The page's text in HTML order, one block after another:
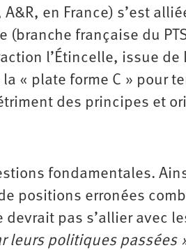
en France) s’est
française du
l’Étincelle, issue de
« plate forme C » pour
des principes et
fondamentales.
positions erronées
pas s’allier avec
leurs politiques passées